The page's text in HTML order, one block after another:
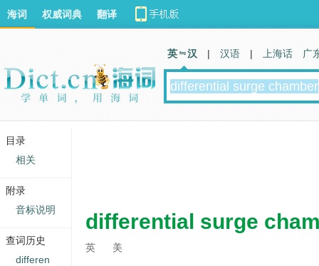
differential surge
英 美
海词 权威词典 翻译
英 汉 | 汉语 | 上海话 广
目录
相关
附录
音标说明
查词历史
differen